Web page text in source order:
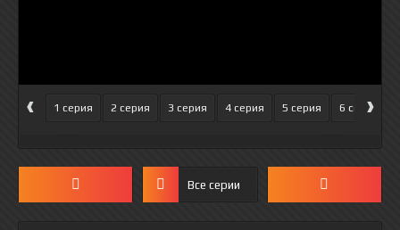
‹ 1 серия 2 серия 3 серия 4 серия 5 серия 6 серия
›
Все серии